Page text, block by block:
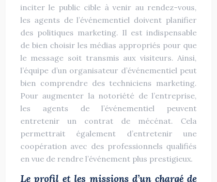
inciter le public cible à venir au rendez-vous,
les agents de l’événementiel doivent planifier
des politiques marketing. Il est indispensable
de bien choisir les médias appropriés pour que
le message soit transmis aux visiteurs. Ainsi,
l’équipe d’un organisateur d’événementiel peut
bien comprendre des techniciens marketing.
Pour augmenter la notoriété de l’entreprise,
les agents de l’événementiel peuvent
entretenir un contrat de mécénat. Cela
permettrait également d’entretenir une
coopération avec des professionnels qualifiés
en vue de rendre l’événement plus prestigieux.
Le profil et les missions d’un chargé de